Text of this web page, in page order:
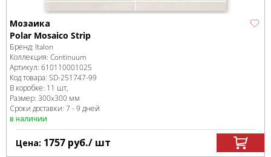
Мозаика
Polar Mosaico Strip
Бренд: Italon
Коллекция: Continuum
Артикул: 610110001025
Код товара: SD-251747-99
В коробке: 11 шт,
Размер: 300x300 мм
Сроки доставки: 7 - 9 дней
в наличии
Цена: 1757 руб./ шт